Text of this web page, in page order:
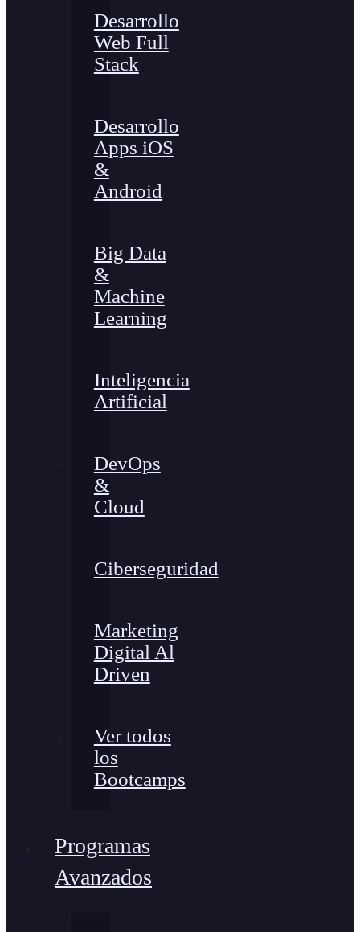
Desarrollo
Web Full
Stack
Desarrollo
Apps iOS
&
Android
Big Data
&
Machine
Learning
Inteligencia
Artificial
DevOps
&
Cloud
Ciberseguridad
Marketing
Digital Al
Driven
Ver todos
los
Bootcamps
Programas
Avanzados